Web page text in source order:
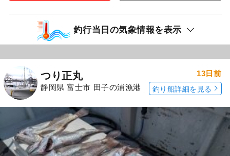
釣行当日の気象情報を表示
つり正丸
静岡県 富士市 田子の浦漁港
13日前
釣り船詳細を見る